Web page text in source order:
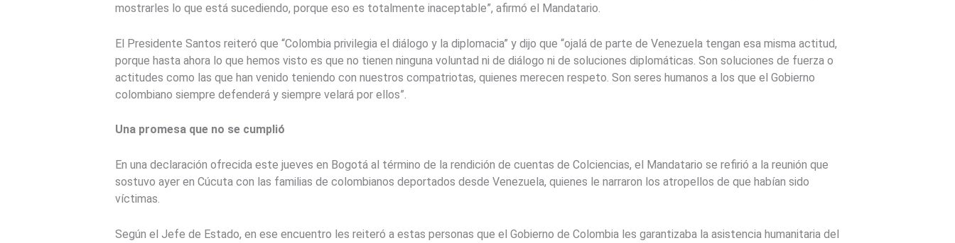
mostrarles lo que está sucediendo, porque eso es totalmente inaceptable”, afirmó el Mandatario.
El Presidente Santos reiteró que “Colombia privilegia el diálogo y la diplomacia” y dijo que “ojalá de parte de Venezuela tengan esa misma actitud,
porque hasta ahora lo que hemos visto es que no tienen ninguna voluntad ni de diálogo ni de soluciones diplomáticas. Son soluciones de fuerza o
actitudes como las que han venido teniendo con nuestros compatriotas, quienes merecen respeto. Son seres humanos a los que el Gobierno
colombiano siempre defenderá y siempre velará por ellos”.
Una promesa que no se cumplió
En una declaración ofrecida este jueves en Bogotá al término de la rendición de cuentas de Colciencias, el Mandatario se refirió a la reunión que
sostuvo ayer en Cúcuta con las familias de colombianos deportados desde Venezuela, quienes le narraron los atropellos de que habían sido
víctimas.
Según el Jefe de Estado, en ese encuentro les reiteró a estas personas que el Gobierno de Colombia les garantizaba la asistencia humanitaria del